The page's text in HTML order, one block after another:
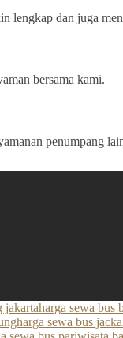
lengkap dan juga
bersama kami.
penumpang
jakartaharga sewa bus
harga sewa bus